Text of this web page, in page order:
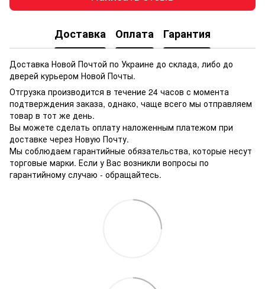
Доставка Оплата Гарантия
Доставка Новой Почтой по Украине до склада, либо до
дверей курьером Новой Почты.
Отгрузка производится в течение 24 часов с момента
подтверждения заказа, однако, чаще всего мы отправляем
товар в тот же день.
Вы можете сделать оплату наложенным платежом при
доставке через Новую Почту.
Мы соблюдаем гарантийные обязательства, которые несут
торговые марки. Если у Вас возникли вопросы по
гарантийному случаю - обращайтесь.